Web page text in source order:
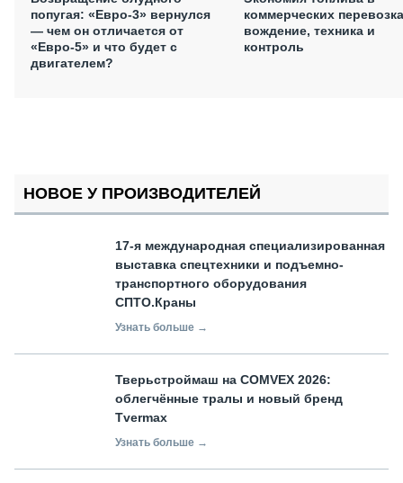
попугая: «Евро-3» вернулся
— чем он отличается от
«Евро-5» и что будет с
двигателем?
коммерческих
вождение, техника и
контроль
НОВОЕ У ПРОИЗВОДИТЕЛЕЙ
17-я международная специализированная
выставка спецтехники и подъемно-
транспортного оборудования
СПТО.Краны
Узнать больше →
Тверьстроймаш на COMVEX 2026:
облегчённые тралы и новый бренд
Tvermax
Узнать больше →